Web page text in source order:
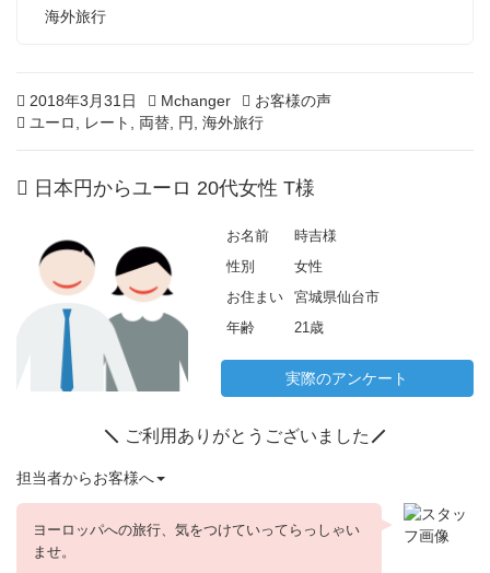
海外旅行
Posted
on
2018年3月31日
0
年
1
3
日
Author
Mchanger Categories
お客様の声
Tags
ユーロ レート 両替 円 海外旅行
日本円からユーロ 20代女性 T様
お名前
時吉様
性別
女性
お住まい
宮城県仙台市
年齢
21歳
実際のアンケート
ご利用ありがとうございました
担当者からお客様へ
ヨーロッパへの旅行、気をつけていってらっしゃい
ませ。